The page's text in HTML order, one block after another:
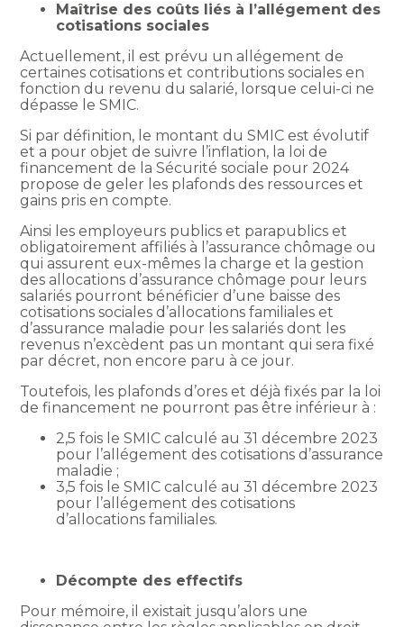
Maîtrise des coûts liés à l’allégement des
cotisations sociales
Actuellement, il est prévu un allégement de
certaines cotisations et contributions sociales en
fonction du revenu du salarié, lorsque celui-ci ne
dépasse le SMIC.
Si par définition, le montant du SMIC est évolutif
et a pour objet de suivre l’inflation, la loi de
financement de la Sécurité sociale pour 2024
propose de geler les plafonds des ressources et
gains pris en compte.
Ainsi les employeurs publics et parapublics et
obligatoirement affiliés à l’assurance chômage ou
qui assurent eux-mêmes la charge et la gestion
des allocations d’assurance chômage pour leurs
salariés pourront bénéficier d’une baisse des
cotisations sociales d’allocations familiales et
d’assurance maladie pour les salariés dont les
revenus n’excèdent pas un montant qui sera fixé
par décret, non encore paru à ce jour.
Toutefois, les plafonds d’ores et déjà fixés par la loi
de financement ne pourront pas être inférieur à :
2,5 fois le SMIC calculé au 31 décembre 2023
pour l’allégement des cotisations d’assurance
maladie ;
3,5 fois le SMIC calculé au 31 décembre 2023
pour l’allégement des cotisations
d’allocations familiales.
Décompte des effectifs
Pour mémoire, il existait jusqu’alors une